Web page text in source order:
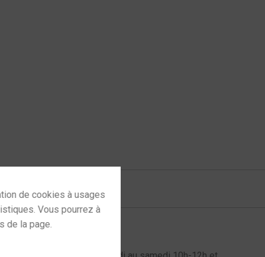
, dragonfly red